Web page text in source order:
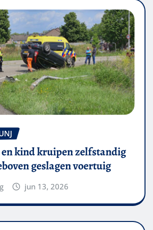
kind kruipen zelfstandig
geslagen voertuig
jun 13, 2026